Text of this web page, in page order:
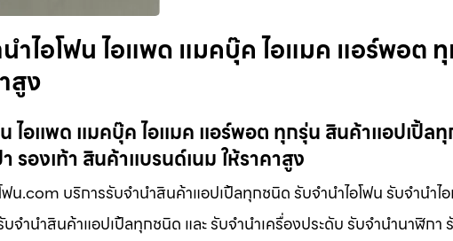
ำไอโฟน ไอแพด แมคบุ๊ค ไอแมค แอร์พอต
สูง
ไอแพด แมคบุ๊ค ไอแมค แอร์พอต ทุกรุ่น สินค้าแอปเปิ้ล
รองเท้า สินค้าแบรนด์เนม ให้ราคาสูง
น.com บริการรับจำนำสินค้าแอปเปิ้ลทุกชนิด รับจำนำไอโฟน รับจำนำไ
ำนำสินค้าแอปเปิ้ลทุกชนิด และ รับจำนำเครื่องประดับ รับจำนำนาฬิกา